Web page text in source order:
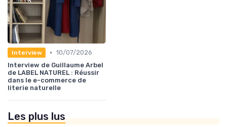
Interview • 10/07/2026
Interview de Guillaume Arbel
de LABEL NATUREL : Réussir
dans le e-commerce de
literie naturelle
Les plus lus